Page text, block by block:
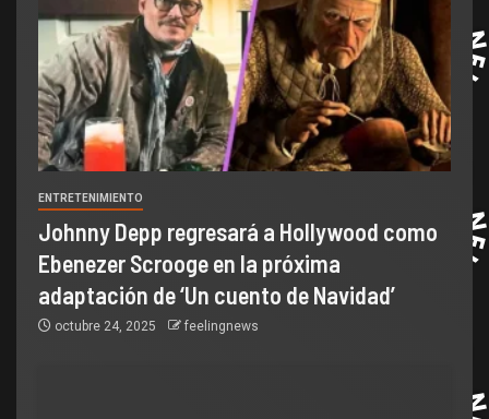
ENTRETENIMIENTO
Johnny Depp regresará a Hollywood como
Ebenezer Scrooge en la próxima
adaptación de ‘Un cuento de Navidad’
octubre 24, 2025 feelingnews